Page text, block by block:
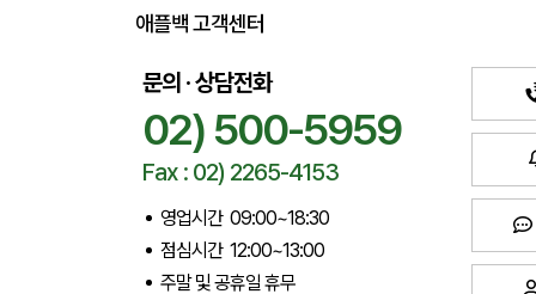
애플백 고객센터
문의 · 상담전화
02) 500-5959
Fax : 02) 2265-4153
영업시간 09:00~18:30
점심시간 12:00~13:00
주말 및 공휴일 휴무